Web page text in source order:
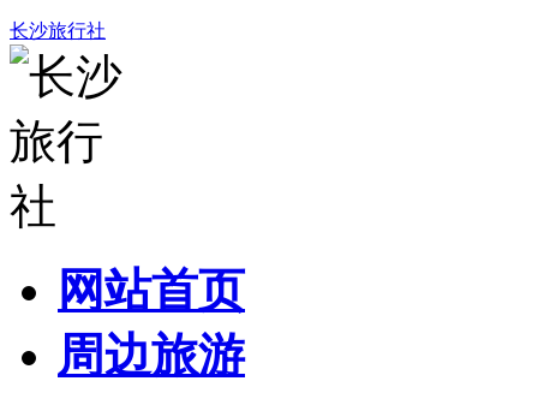
长沙旅行社
网站首页
周边旅游